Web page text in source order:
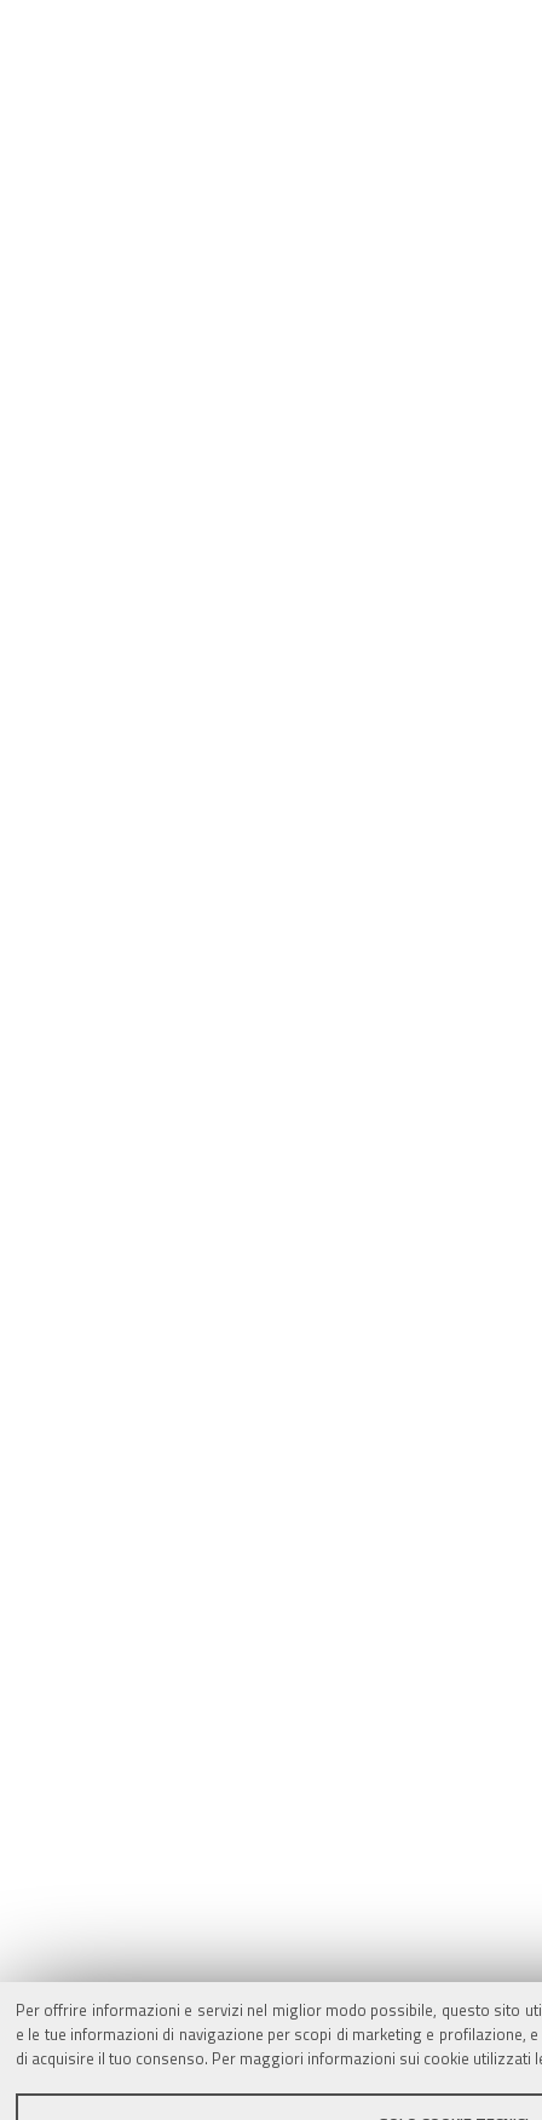
Per offrire informazioni e servizi nel miglior modo possibile, questo sito
e le tue informazioni di navigazione per scopi di marketing e
di acquisire il tuo consenso. Per maggiori informazioni sui cookie utilizzati